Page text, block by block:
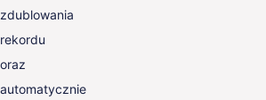
zdublowania
rekordu
oraz
automatycznie